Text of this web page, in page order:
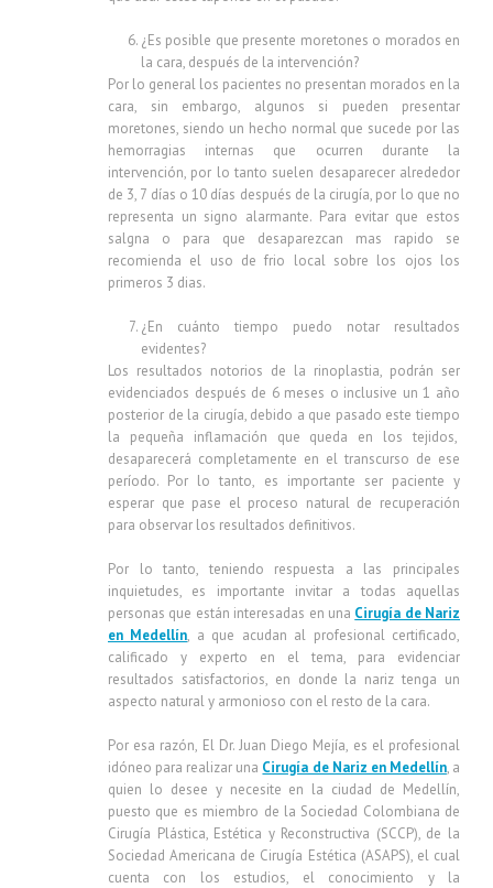
¿Es posible que presente moretones o morados en
la cara, después de la intervención?
Por lo general los pacientes no presentan morados en la
cara, sin embargo, algunos si pueden presentar
moretones, siendo un hecho normal que sucede por las
hemorragias internas que ocurren durante la
intervención, por lo tanto suelen desaparecer alrededor
de 3, 7 días o 10 días después de la cirugía, por lo que no
representa un signo alarmante. Para evitar que estos
salgna o para que desaparezcan mas rapido se
recomienda el uso de frio local sobre los ojos los
primeros 3 dias.
¿En cuánto tiempo puedo notar resultados
evidentes?
Los resultados notorios de la rinoplastia, podrán ser
evidenciados después de 6 meses o inclusive un 1 año
posterior de la cirugía, debido a que pasado este tiempo
la pequeña inflamación que queda en los tejidos,
desaparecerá completamente en el transcurso de ese
período. Por lo tanto, es importante ser paciente y
esperar que pase el proceso natural de recuperación
para observar los resultados definitivos.
Por lo tanto, teniendo respuesta a las principales
inquietudes, es importante invitar a todas aquellas
personas que están interesadas en una Cirugía de Nariz
en Medellín, a que acudan al profesional certificado,
calificado y experto en el tema, para evidenciar
resultados satisfactorios, en donde la nariz tenga un
aspecto natural y armonioso con el resto de la cara.
Por esa razón, El Dr. Juan Diego Mejía, es el profesional
idóneo para realizar una Cirugía de Nariz en Medellín,a
quien lo desee y necesite en la ciudad de Medellín,
puesto que es miembro de la Sociedad Colombiana de
Cirugía Plástica, Estética y Reconstructiva (SCCP), de la
Sociedad Americana de Cirugía Estética (ASAPS), el cual
cuenta con los estudios, el conocimiento y la